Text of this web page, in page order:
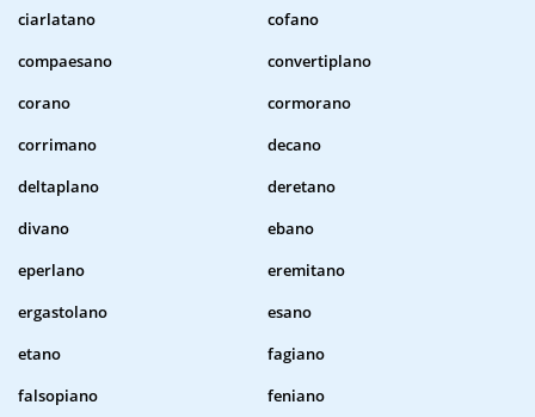
ciarlatano
cofano
compaesano
convertiplano
corano
cormorano
corrimano
decano
deltaplano
deretano
divano
ebano
eperlano
eremitano
ergastolano
esano
etano
fagiano
falsopiano
feniano